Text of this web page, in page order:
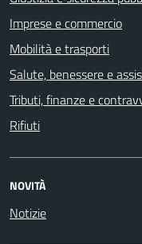
Imprese e commercio
Mobilità e trasporti
Salute, benessere e
Tributi, finanze e
Rifiuti
NOVITÀ
Notizie